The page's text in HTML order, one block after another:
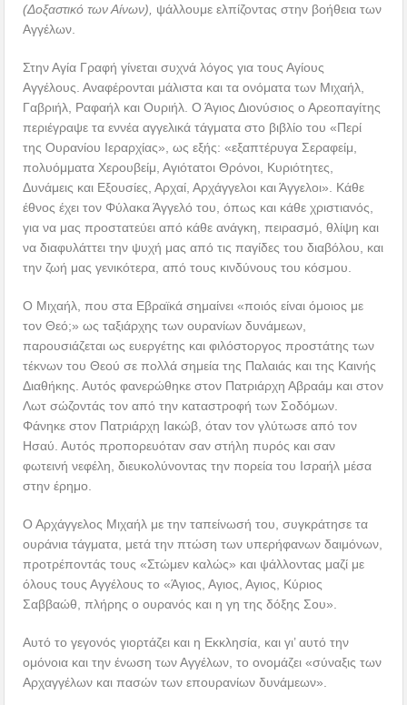
(Δοξαστικό των Αίνων), ψάλλουμε ελπίζοντας στην βοήθεια των
Αγγέλων.
Στην Αγία Γραφή γίνεται συχνά λόγος για τους Αγίους
Αγγέλους. Αναφέρονται μάλιστα και τα ονόματα των Μιχαήλ,
Γαβριήλ, Ραφαήλ και Ουριήλ. Ο Άγιος Διονύσιος ο Αρεοπαγίτης
περιέγραψε τα εννέα αγγελικά τάγματα στο βιβλίο του «Περί
της Ουρανίου Ιεραρχίας», ως εξής: «εξαπτέρυγα Σεραφείμ,
πολυόμματα Χερουβείμ, Αγιότατοι Θρόνοι, Κυριότητες,
Δυνάμεις και Εξουσίες, Αρχαί, Αρχάγγελοι και Άγγελοι». Κάθε
έθνος έχει τον Φύλακα Άγγελό του, όπως και κάθε χριστιανός,
για να μας προστατεύει από κάθε ανάγκη, πειρασμό, θλίψη και
να διαφυλάττει την ψυχή μας από τις παγίδες του διαβόλου, και
την ζωή μας γενικότερα, από τους κινδύνους του κόσμου.
Ο Μιχαήλ, που στα Εβραϊκά σημαίνει «ποιός είναι όμοιος με
τον Θεό;» ως ταξιάρχης των ουρανίων δυνάμεων,
παρουσιάζεται ως ευεργέτης και φιλόστοργος προστάτης των
τέκνων του Θεού σε πολλά σημεία της Παλαιάς και της Καινής
Διαθήκης. Αυτός φανερώθηκε στον Πατριάρχη Αβραάμ και στον
Λωτ σώζοντάς τον από την καταστροφή των Σοδόμων.
Φάνηκε στον Πατριάρχη Ιακώβ, όταν τον γλύτωσε από τον
Ησαύ. Αυτός προπορευόταν σαν στήλη πυρός και σαν
φωτεινή νεφέλη, διευκολύνοντας την πορεία του Ισραήλ μέσα
στην έρημο.
Ο Αρχάγγελος Μιχαήλ με την ταπείνωσή του, συγκράτησε τα
ουράνια τάγματα, μετά την πτώση των υπερήφανων δαιμόνων,
προτρέποντάς τους «Στώμεν καλώς» και ψάλλοντας μαζί με
όλους τους Αγγέλους το «Άγιος, Αγιος, Αγιος, Κύριος
Σαββαώθ, πλήρης ο ουρανός και η γη της δόξης Σου».
Αυτό το γεγονός γιορτάζει και η Εκκλησία, και γι’ αυτό την
ομόνοια και την ένωση των Αγγέλων, το ονομάζει «σύναξις των
Αρχαγγέλων και πασών των επουρανίων δυνάμεων».